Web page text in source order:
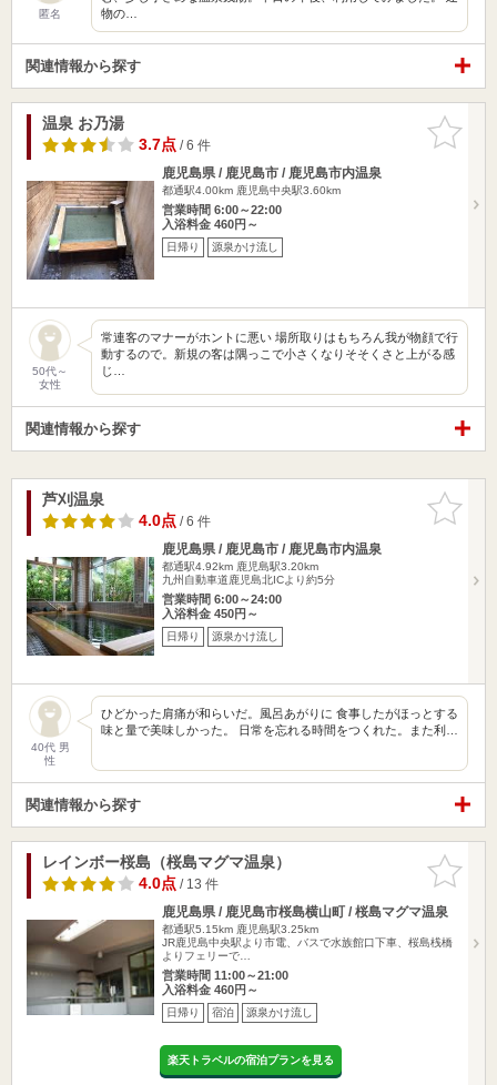
匿名
物の…
関連情報から探す
お気に入
りに追加
温泉 お乃湯
3.7点/ 6 件
鹿児島県 / 鹿児島市 / 鹿児島市内温泉
都通駅4.00km 鹿児島中央駅3.60km
営業時間 6:00～22:00
入浴料金 460円～
日帰り 源泉かけ流し
50代～
女性
常連客のマナーがホントに悪い 場所取りはもちろん我が物顔で行
動するので。新規の客は隅っこで小さくなりそそくさと上がる感
じ…
関連情報から探す
お気に入
りに追加
芦刈温泉
4.0点/ 6 件
鹿児島県 / 鹿児島市 / 鹿児島市内温泉
都通駅4.92km 鹿児島駅3.20km
九州自動車道鹿児島北ICより約5分
営業時間 6:00～24:00
入浴料金 450円～
日帰り 源泉かけ流し
40代 男
性
ひどかった肩痛が和らいだ。風呂あがりに 食事したがほっとする
味と量で美味しかった。 日常を忘れる時間をつくれた。また利…
関連情報から探す
お気に入
りに追加
レインボー桜島（桜島マグマ温泉）
4.0点/ 13 件
鹿児島県 / 鹿児島市桜島横山町 / 桜島マグマ温泉
都通駅5.15km 鹿児島駅3.25km
JR鹿児島中央駅より市電、バスで水族館口下車、桜島桟橋
よりフェリーで…
営業時間 11:00～21:00
入浴料金 460円～
日帰り 宿泊 源泉かけ流し
楽天トラベルの宿泊プランを見る